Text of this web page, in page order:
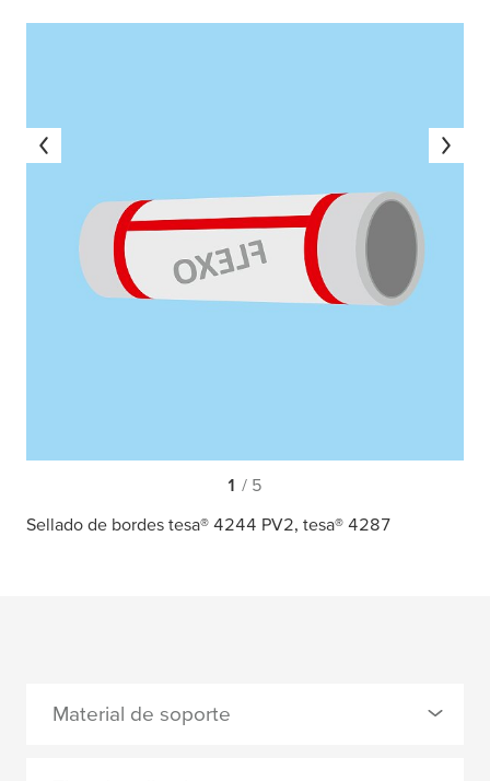
1 / 5
Sellado de bordes tesa® 4244 PV2, tesa® 4287
Material de soporte